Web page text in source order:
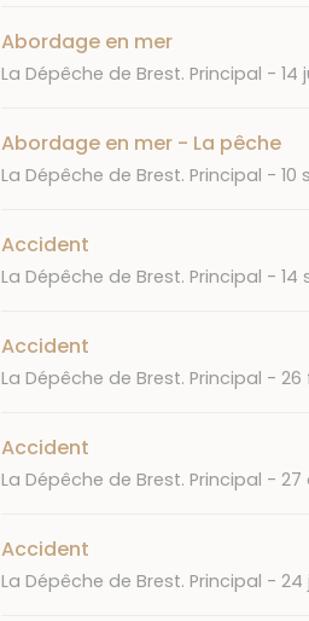
Abordage en mer
Journal
La Dépêche de Brest. Principal 14
Abordage en mer - La pêche
Journal
La Dépêche de Brest. Principal 10
Accident
Journal
La Dépêche de Brest. Principal 14
Accident
Journal
La Dépêche de Brest. Principal 26
Accident
Journal
La Dépêche de Brest. Principal 27
Accident
Journal
La Dépêche de Brest. Principal 24